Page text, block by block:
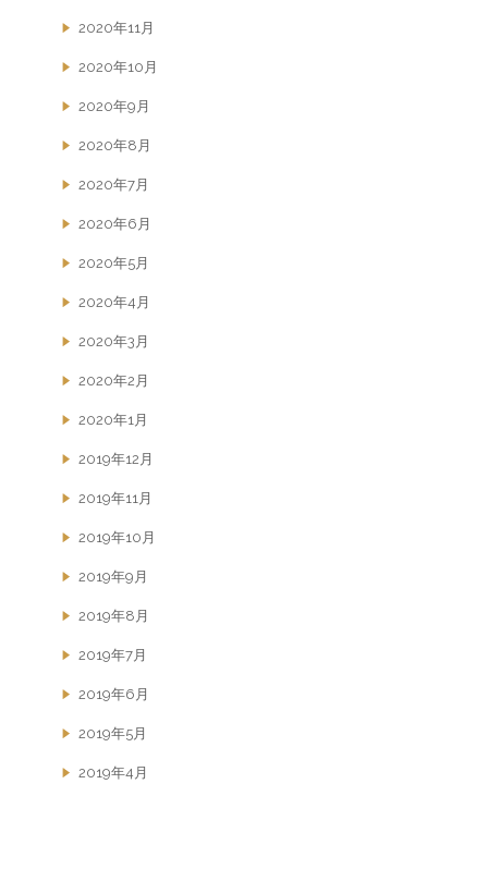
2020年11月
2020年10月
2020年9月
2020年8月
2020年7月
2020年6月
2020年5月
2020年4月
2020年3月
2020年2月
2020年1月
2019年12月
2019年11月
2019年10月
2019年9月
2019年8月
2019年7月
2019年6月
2019年5月
2019年4月